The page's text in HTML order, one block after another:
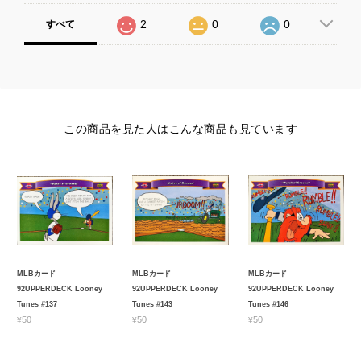
すべて 2 0 0
この商品を見た人はこんな商品も見ています
MLBカード
92UPPERDECK Looney
Tunes #137
¥50
MLBカード
92UPPERDECK Looney
Tunes #143
¥50
MLBカード
92UPPERDECK Looney
Tunes #146
¥50